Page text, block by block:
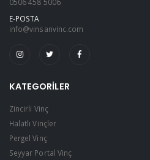
E-POSTA
info@vinsanvinc.com
KATEGORILER
Zincirli Vinç
Halatlı Vinçler
Pergel Vinç
Seyyar Portal Vinç